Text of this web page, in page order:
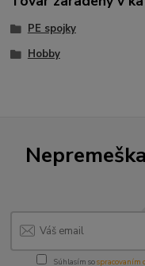
PE spojky
Hobby
Súhlasím sospracovaním